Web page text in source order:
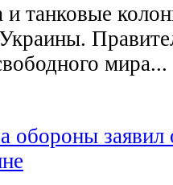
и танковые
мира...
обороны заявил